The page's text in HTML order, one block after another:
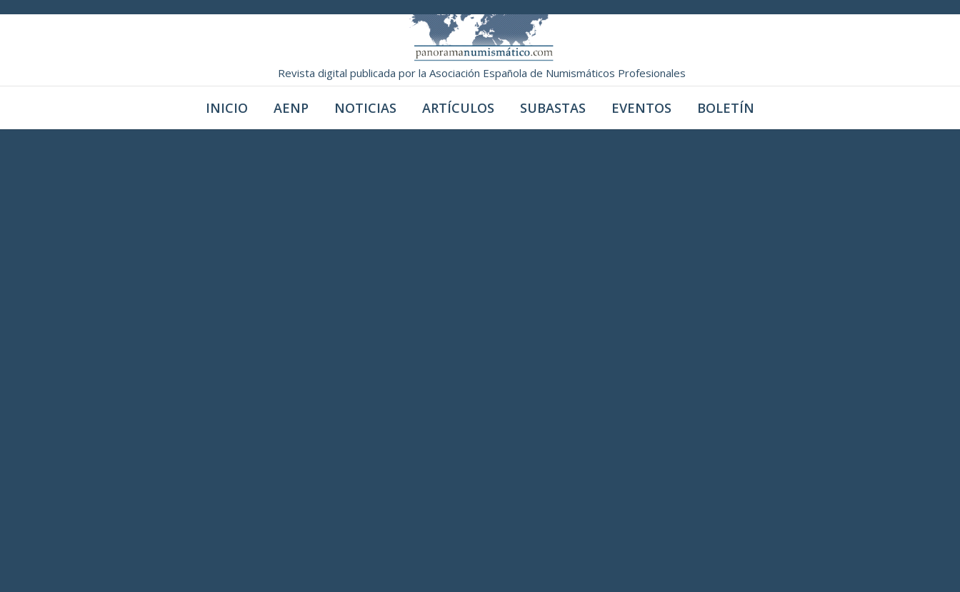
Revista digital publicada por la Asociación Española de Numismáticos Profesionales
INICIO AENP NOTICIAS ARTÍCULOS SUBASTAS EVENTOS BOLETÍN